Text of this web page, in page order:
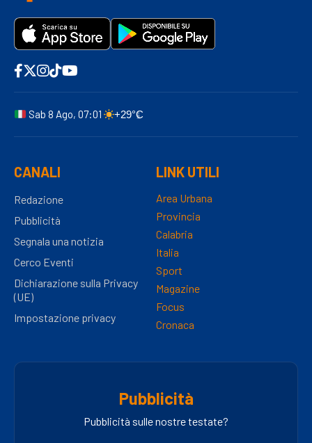
Sab 8 Ago, 07:01 +29°C
CANALI
Redazione
Pubblicità
Segnala una notizia
Cerco Eventi
Dichiarazione sulla Privacy
(UE)
Impostazione privacy
LINK UTILI
Area Urbana
Provincia
Calabria
Italia
Sport
Magazine
Focus
Cronaca
Pubblicità
Pubblicità sulle nostre testate?